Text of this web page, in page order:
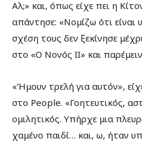
Αλ;» και, όπως είχε πει η
απάντησε: «Νομίζω ότι
σχέση τους δεν ξεκίνησε
στο «Ο Νονός ΙΙ» και
«Ήμουν τρελή για αυτόν»,
στο People. «Γοητευτικός,
ομιλητικός. Υπήρχε μια
χαμένο παιδί… και, ω, ήταν